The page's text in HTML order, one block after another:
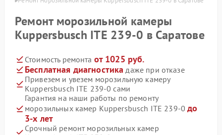
Ремонт морозильной камеры
Kuppersbusch ITE 239-0 в Саратове
Стоимость ремонта от 1025 руб.
Бесплатная диагностика даже при отказе
Привезем и увезем морозильную камеру
Kuppersbusch ITE 239-0 сами
Гарантия на наши работы по ремонту
морозильных камер Kuppersbusch ITE 239-0до
3-х лет
Срочный ремонт морозильных камер